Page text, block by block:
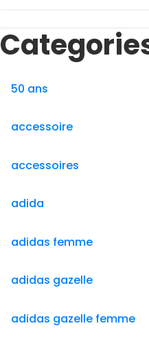
50 ans
accessoire
accessoires
adida
adidas femme
adidas gazelle
adidas gazelle femme